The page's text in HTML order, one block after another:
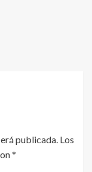
publicada. Los
*